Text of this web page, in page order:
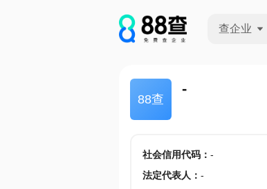
查企业
88查
-
社会信用代码： -
法定代表人 ： -